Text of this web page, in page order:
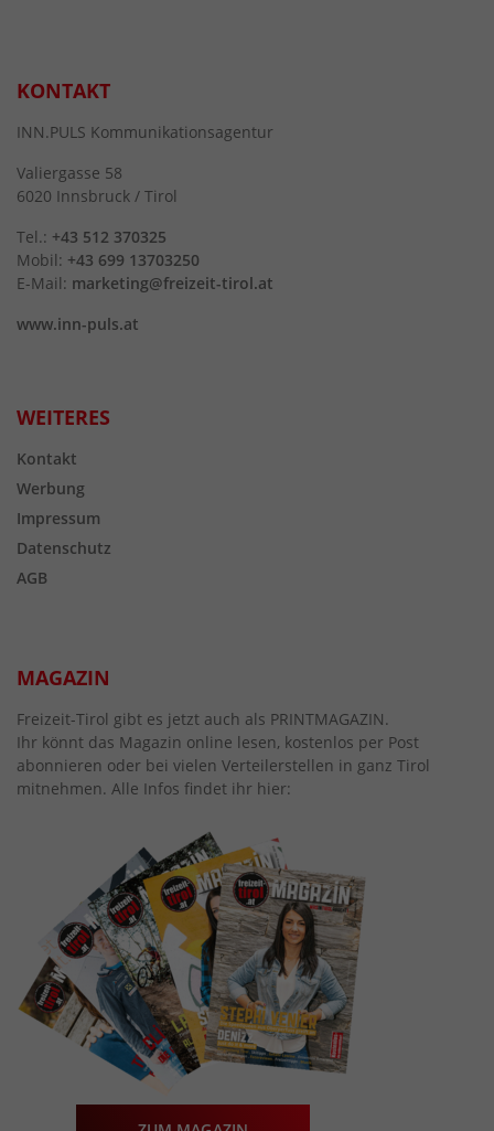
KONTAKT
INN.PULS Kommunikationsagentur
Valiergasse 58
6020 Innsbruck / Tirol
Tel.: +43 512 370325
Mobil: +43 699 13703250
E-Mail: marketing@freizeit-tirol.at
www.inn-puls.at
WEITERES
Kontakt
Werbung
Impressum
Datenschutz
AGB
MAGAZIN
Freizeit-Tirol gibt es jetzt auch als PRINTMAGAZIN.
Ihr könnt das Magazin online lesen, kostenlos per Post
abonnieren oder bei vielen Verteilerstellen in ganz Tirol
mitnehmen. Alle Infos findet ihr hier: